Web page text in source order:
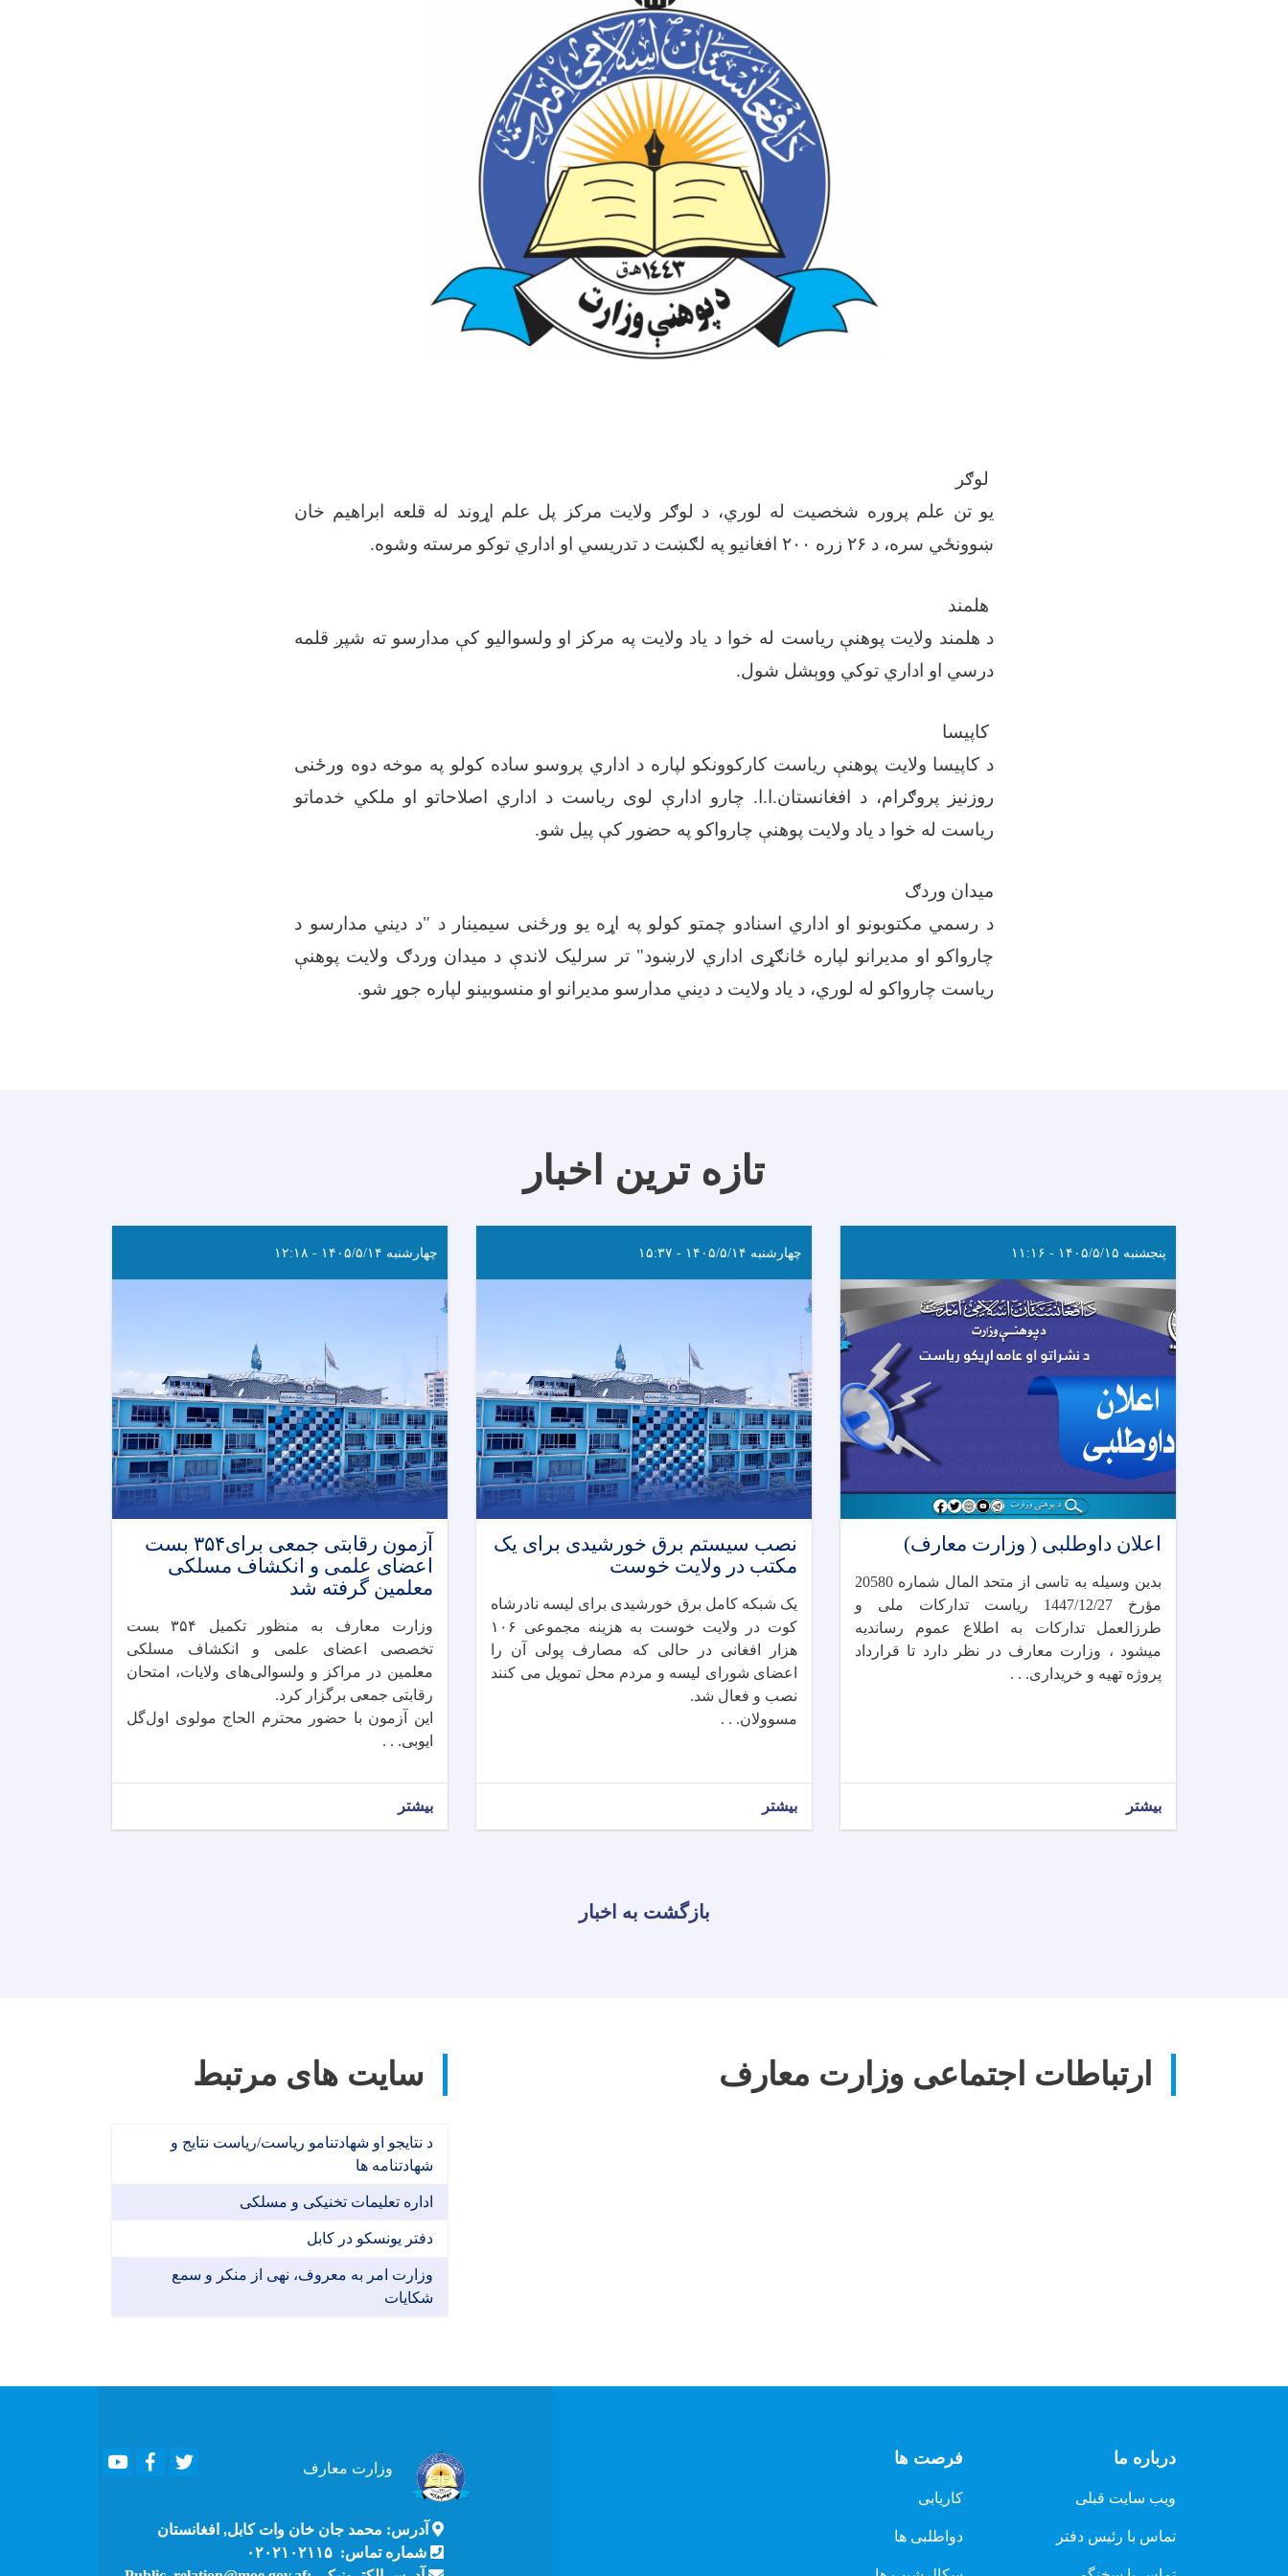
لوګر
یو تن علم پروره شخصیت له لوري، د لوګر ولایت مرکز پل علم اړوند له قلعه ابراهیم خان
ښوونځي سره، د ۲۶ زره ۲۰۰ افغانیو په لګښت د تدریسي او اداري توکو مرسته وشوه.
هلمند
د هلمند ولایت پوهنې ریاست له خوا د یاد ولایت په مرکز او ولسوالیو کې مدارسو ته شپږ قلمه
درسي او اداري توکي ووېشل شول.
کاپیسا
د کاپیسا ولایت پوهنې ریاست کارکوونکو لپاره د اداري پروسو ساده کولو په موخه دوه ورځنی
روزنیز پروګرام، د افغانستان.ا.ا. چارو ادارې لوی ریاست د اداري اصلاحاتو او ملکي خدماتو
ریاست له خوا د یاد ولایت پوهنې چارواکو په حضور کې پیل شو.
میدان وردګ
د رسمي مکتوبونو او اداري اسنادو چمتو کولو په اړه یو ورځنی سیمینار د "د دیني مدارسو د
چارواکو او مدیرانو لپاره ځانګړی اداري لارښود" تر سرلیک لاندې د میدان وردګ ولایت پوهنې
ریاست چارواکو له لوري، د یاد ولایت د دیني مدارسو مدیرانو او منسوبینو لپاره جوړ شو.
تازه ترین اخبار
پنجشنبه ۱۴۰۵/۵/۱۵ - ۱۱:۱۶
اعلان داوطلبی ( وزارت معارف)
بدین وسیله به تاسی از متحد المال شماره 20580
مؤرخ 1447/12/27 ریاست تدارکات ملی و
طرزالعمل تدارکات به اطلاع عموم رساندیه
میشود ، وزارت معارف در نظر دارد تا قرارداد
پروژه تهیه و خریداری. . .
بیشتر
چهارشنبه ۱۴۰۵/۵/۱۴ - ۱۵:۳۷
نصب سیستم برق خورشیدی برای یک
مکتب در ولایت خوست
یک شبکه کامل برق خورشیدی برای لیسه نادرشاه
کوت در ولایت خوست به هزینه مجموعی ۱۰۶
هزار افغانی در حالی که مصارف پولی آن را
اعضای شورای لیسه و مردم محل تمویل می کنند
نصب و فعال شد.
مسوولان. . .
بیشتر
چهارشنبه ۱۴۰۵/۵/۱۴ - ۱۲:۱۸
آزمون رقابتی جمعی برای۳۵۴ بست
اعضای علمی و انکشاف مسلکی
معلمین گرفته شد
وزارت معارف به‌ منظور تکمیل ۳۵۴ بست
تخصصی اعضای علمی و انکشاف مسلکی
معلمین در مراکز و ولسوالی‌های ولایات، امتحان
رقابتی جمعی برگزار کرد.
این آزمون با حضور محترم الحاج مولوی اول‌گل
ایوبی. . .
بیشتر
بازگشت به اخبار
ارتباطات اجتماعی وزارت معارف سایت های مرتبط
د نتایجو او شهادتنامو ریاست/ریاست نتایج و
شهادتنامه ها
اداره تعلیمات تخنیکی و مسلکی
دفتر یونسکو در کابل
وزارت امر به معروف، نهی از منکر و سمع
شکایات
درباره ما
ویب سایت قبلی
تماس با رئیس دفتر
فرصت ها
کاریابی
دواطلبی ها
وزارت معارف
YoutubeFacebook
آدرس: محمد جان خان وات کابل, افغانستان
شماره تماس: ۰۲۰۲۱۰۲۱۱۵